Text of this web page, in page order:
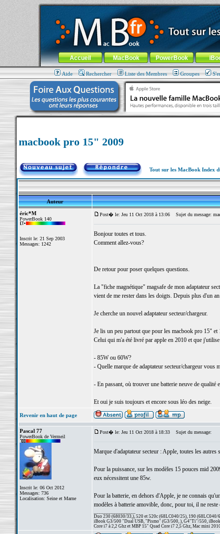
MacBook-fr.com : 100% Apple... 100% nomade !
Aller au contenu-Aller au menu général-Aller au menu de
Menu général
Accueil MacBook PowerBook
Aide Rechercher Liste des Membres Groupes
macbook pro 15" 2009
Tout sur les MacBook Index
Auteur
éric*M
PowerBook 140
Inscrit le: 21 Sep 2003
Messages: 1242
Post� le: Jeu 11 Oct 2018 à 13:06 Sujet du message:
Bonjour toutes et tous.
Comment allez-vous?
De retour pour poser quelques questions.
La "fiche magnétique" magsafe de mon adaptateur
vient de me rester dans les doigts. Depuis plus d'un
Je cherche un nouvel adaptateur secteur/chargeur.
Je lis un peu partout que pour les macbook pro 15"
Celui qui m'a été livré par apple en 2010 et que
- 85W ou 60W?
- Quelle marque de adaptateur secteur/chargeur vous
- En passant, où trouver une batterie neuve de qualité
Et oui je suis toujours et encore sous léo des neige.
Revenir en haut de page
Pascal 77
PowerBook de Vermeil
Inscrit le: 06 Oct 2012
Messages: 736
Localisation: Seine et Marne
Post� le: Jeu 11 Oct 2018 à 18:33 Sujet du message:
Marque d'adaptateur secteur : Apple, toutes les autres
Pour la puissance, sur les modèles 15 pouces mid
eux nécessitent une 85w.
Pour la batterie, en dehors d'Apple, je ne connais
modèles à batterie amovible, donc, pour toi, il ne
Duo 230 (68030/33,), 520 et 520c (68LC040/25), 190 (68LC040/
iBook G3/500 "Dual USB, "Pismo" (G3/500, ), G4"Ti"/550,
Core i7 à 2,2 Ghz et MBP 15" Quad Core i7 2,5 Ghz, Mac mini